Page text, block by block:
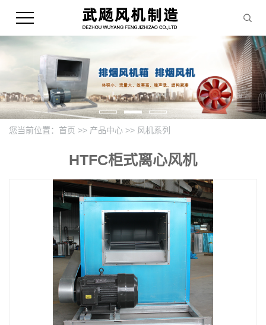
您当前位置： 首页 >> 产品中心 >> 风机系列
HTFC柜式离心风机